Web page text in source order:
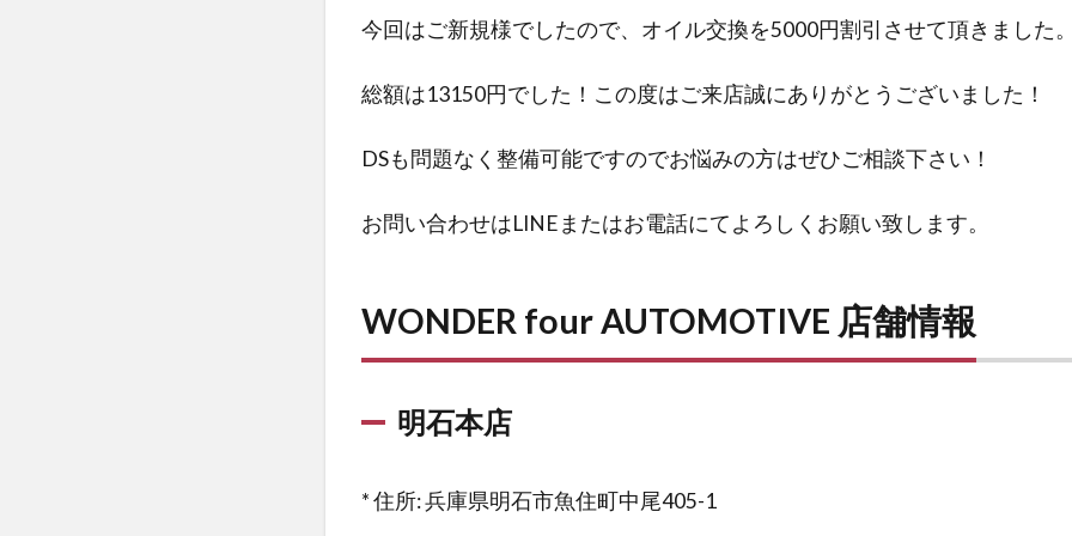
今回はご新規様でしたので、オイル交換を5000円割引させて頂きました
総額は13150円でした！この度はご来店誠にありがとうございました！
DSも問題なく整備可能ですのでお悩みの方はぜひご相談下さい！
お問い合わせはLINEまたはお電話にてよろしくお願い致します。
WONDER four AUTOMOTIVE 店舗情報
明石本店
* 住所: 兵庫県明石市魚住町中尾405-1